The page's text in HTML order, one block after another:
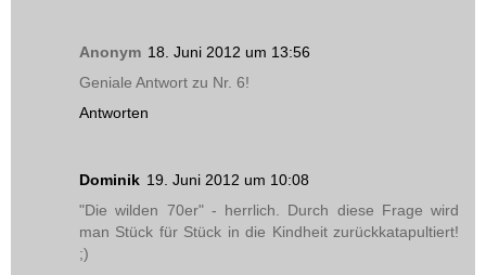
Anonym 18. Juni 2012 um 13:56
Geniale Antwort zu Nr. 6!
Antworten
Dominik 19. Juni 2012 um 10:08
"Die wilden 70er" - herrlich. Durch diese Frage wird
man Stück für Stück in die Kindheit zurückkatapultiert!
;)